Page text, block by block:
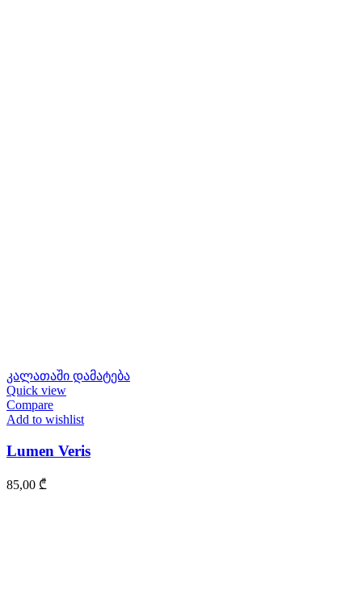
კალათაში დამატება
Quick view
Compare
Add to wishlist
Lumen Veris
85,00 ₾